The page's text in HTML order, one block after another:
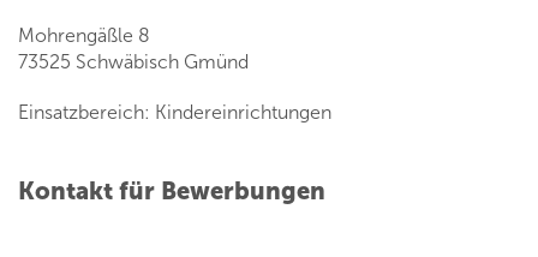
Mohrengäßle 8
73525 Schwäbisch Gmünd
Einsatzbereich: Kindereinrichtungen
Kontakt für Bewerbungen